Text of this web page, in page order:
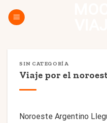
SIN CATEGORÍA
Viaje por el
Noroeste Argentino